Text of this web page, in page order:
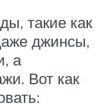
такие как
джинсы,
а
Вот как